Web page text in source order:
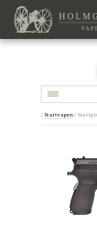
/ Startvapen /